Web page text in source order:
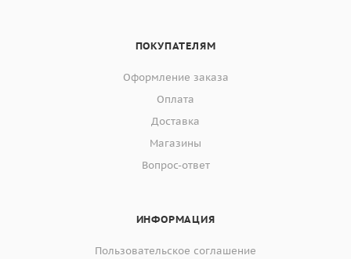
ПОКУПАТЕЛЯМ
Оформление заказа
Оплата
Доставка
Магазины
Вопрос-ответ
ИНФОРМАЦИЯ
Пользовательское соглашение